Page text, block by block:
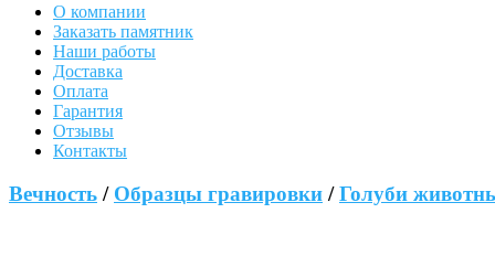
О компании
Заказать памятник
Наши работы
Доставка
Оплата
Гарантия
Отзывы
Контакты
Вечность / Образцы гравировки /Голуби